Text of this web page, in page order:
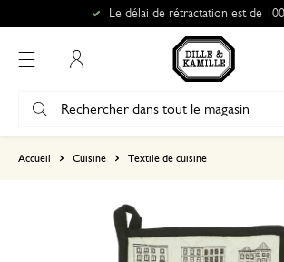
Le délai de rétractation est de
Accueil Cuisine Textile de cuisine